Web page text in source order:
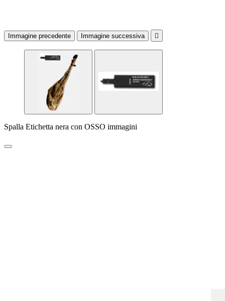
Immagine precedente Immagine successiva 
Spalla Etichetta nera con OSSO immagini